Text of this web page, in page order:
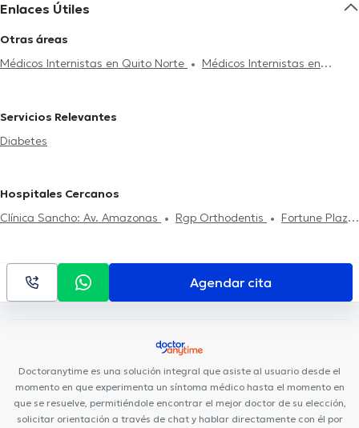
Enlaces Útiles
Otras áreas
Médicos Internistas en Quito Norte
Médicos Internistas en
Servicios Relevantes
Diabetes
Hospitales Cercanos
Clínica Sancho: Av. Amazonas
Rgp Orthodentis
Fortune Plaza
Smile District
CEPI Centro de la Piel
Hospital Metropolitano
Centro Médico Citimed
Clínica Sancho: Citimed
Mentalmed
Centro Quirúrgico Da Vinci
Vision UIO
Agendar cita
Doctoranytime es una solución integral que asiste al usuario desde el
momento en que experimenta un síntoma médico hasta el momento en
que se resuelve, permitiéndole encontrar el mejor doctor de su elección,
solicitar orientación a través de chat y hablar directamente con él por